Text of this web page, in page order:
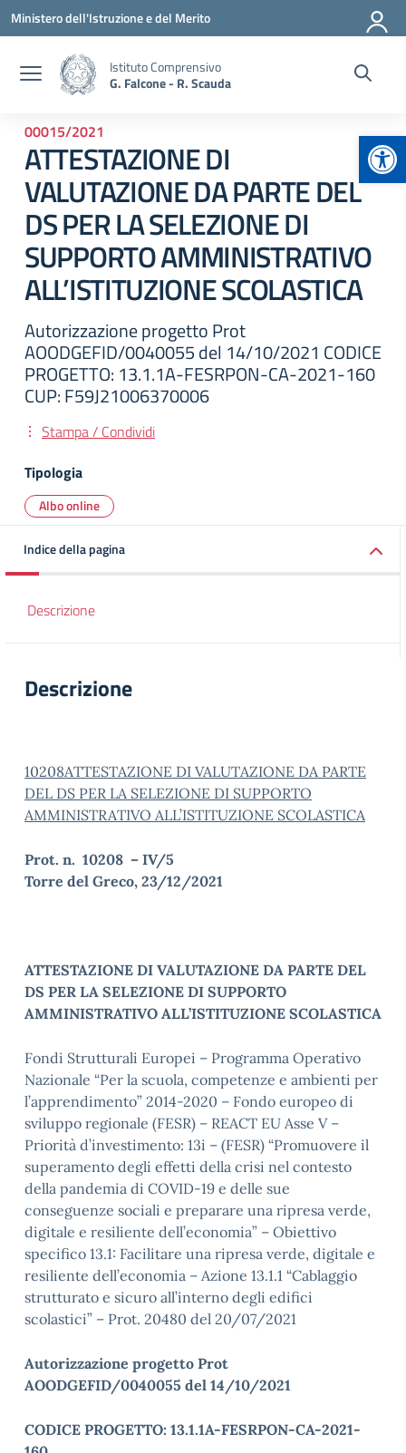
Vai ai contenuti
Vai al menu di navigazione
Vai al footer
Ministero dell'Istruzione e del Merito
Istituto Comprensivo
G. Falcone - R. Scauda
00015/2021
ATTESTAZIONE DI
VALUTAZIONE DA PARTE DEL
DS PER LA SELEZIONE DI
SUPPORTO AMMINISTRATIVO
ALL’ISTITUZIONE SCOLASTICA
Autorizzazione progetto Prot
AOODGEFID/0040055 del 14/10/2021 CODICE
PROGETTO: 13.1.1A-FESRPON-CA-2021-160
CUP: F59J21006370006
Stampa / Condividi
Tipologia
Albo online
Indice della pagina
Descrizione
Descrizione
10208ATTESTAZIONE DI VALUTAZIONE DA PARTE
DEL DS PER LA SELEZIONE DI SUPPORTO
AMMINISTRATIVO ALL’ISTITUZIONE SCOLASTICA
Prot. n. 10208 – IV/5
Torre del Greco, 23/12/2021
ATTESTAZIONE DI VALUTAZIONE DA PARTE DEL
DS PER LA SELEZIONE DI SUPPORTO
AMMINISTRATIVO ALL’ISTITUZIONE SCOLASTICA
Fondi Strutturali Europei – Programma Operativo
Nazionale “Per la scuola, competenze e ambienti per
l’apprendimento” 2014-2020 – Fondo europeo di
sviluppo regionale (FESR) – REACT EU Asse V –
Priorità d’investimento: 13i – (FESR) “Promuovere il
superamento degli effetti della crisi nel contesto
della pandemia di COVID-19 e delle sue
conseguenze sociali e preparare una ripresa verde,
digitale e resiliente dell’economia” – Obiettivo
specifico 13.1: Facilitare una ripresa verde, digitale e
resiliente dell’economia – Azione 13.1.1 “Cablaggio
strutturato e sicuro all’interno degli edifici
scolastici” – Prot. 20480 del 20/07/2021
Autorizzazione progetto Prot
AOODGEFID/0040055 del 14/10/2021
CODICE PROGETTO: 13.1.1A-FESRPON-CA-2021-